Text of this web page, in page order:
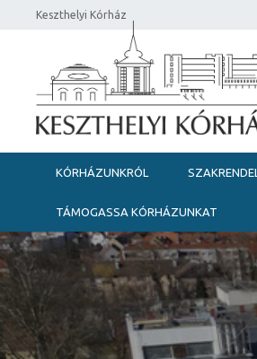
Keszthelyi Kórház
KÓRHÁZUNKRÓL
TÁMOGASSA KÓRHÁZUNKAT